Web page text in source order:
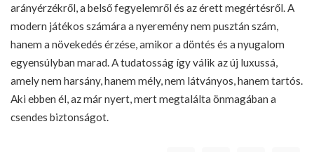
arányérzékről, a belső fegyelemről és az érett megértésről. A
modern játékos számára a nyeremény nem pusztán szám,
hanem a növekedés érzése, amikor a döntés és a nyugalom
egyensúlyban marad. A tudatosság így válik az új luxussá,
amely nem harsány, hanem mély, nem látványos, hanem tartós.
Aki ebben él, az már nyert, mert megtalálta önmagában a
csendes biztonságot.